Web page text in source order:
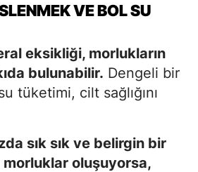
VE BOL SU
eksikliği, morlukların
bulunabilir. Dengeli bir
tüketimi, cilt sağlığını
sık sık ve belirgin bir
oluşuyorsa,